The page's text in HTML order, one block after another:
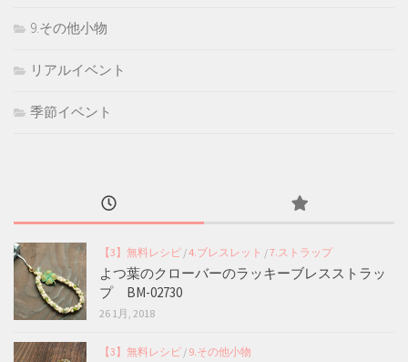
9.その他小物
リアルイベント
季節イベント
【3】無料レシピ /4.ブレスレット /7.ストラップ
よつ葉のクローバーのラッキーブレスストラッ
プ BM-02730
26 1月, 2018
【3】無料レシピ / 9.その他小物